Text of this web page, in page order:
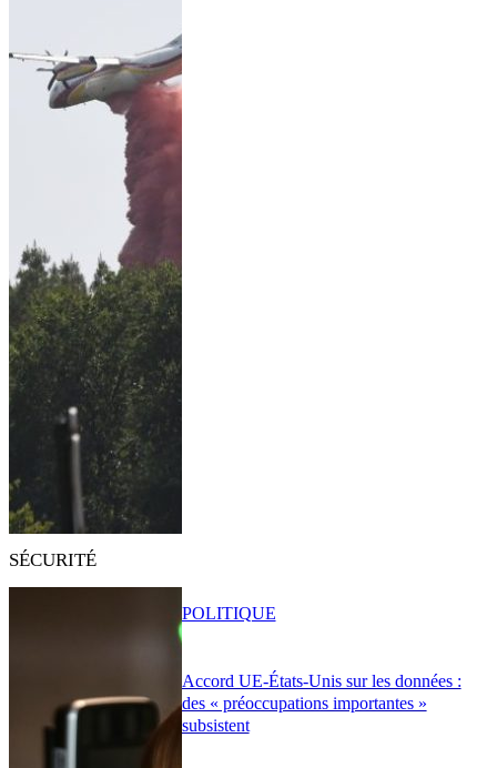
SÉCURITÉ
Accord UE-États-Unis sur les données :
des « préoccupations importantes »
subsistent
POLITIQUE